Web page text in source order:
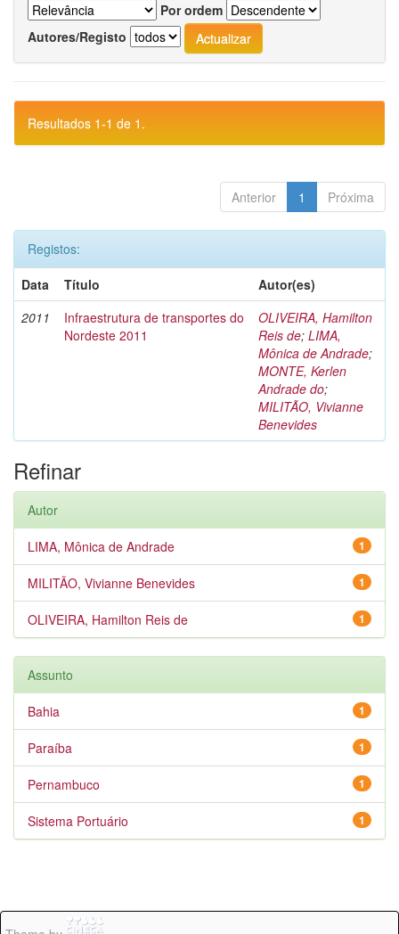
Por ordem
Autores/Registo
Resultados 1-1 de 1.
Anterior 1 Próxima
Registos:
Data
Título
Autor(es)
2011
Infraestrutura de transportes do
Nordeste 2011
OLIVEIRA, Hamilton
Reis de; LIMA,
Mônica de Andrade;
MONTE, Kerlen
Andrade do;
MILITÃO, Vivianne
Benevides
Refinar
Autor
1
LIMA, Mônica de Andrade
1
MILITÃO, Vivianne Benevides
1
OLIVEIRA, Hamilton Reis de
Assunto
1
Bahia
1
Paraíba
1
Pernambuco
1
Sistema Portuário